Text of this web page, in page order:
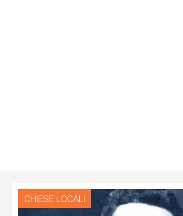
CHIESE LOCALI